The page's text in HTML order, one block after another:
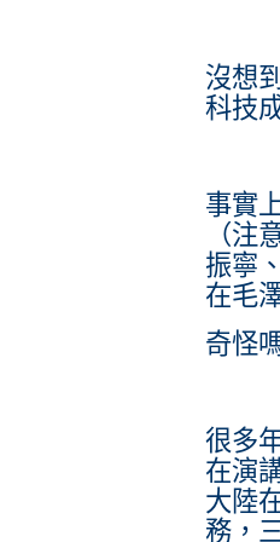
沒想
科技
事實
（注
振寧
在毛
奇怪
很多
在演
大陸
務，